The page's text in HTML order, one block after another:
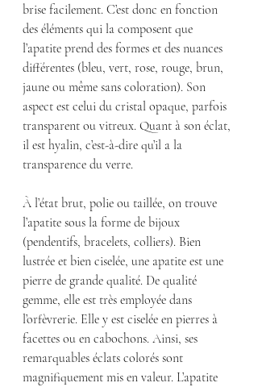
brise facilement. C’est donc en fonction
des éléments qui la composent que
l’apatite prend des formes et des nuances
différentes (bleu, vert, rose, rouge, brun,
jaune ou même sans coloration). Son
aspect est celui du cristal opaque, parfois
transparent ou vitreux. Quant à son éclat,
il est hyalin, c’est-à-dire qu’il a la
transparence du verre.
À l’état brut, polie ou taillée, on trouve
l’apatite sous la forme de bijoux
(pendentifs, bracelets, colliers). Bien
lustrée et bien ciselée, une apatite est une
pierre de grande qualité. De qualité
gemme, elle est très employée dans
l’orfèvrerie. Elle y est ciselée en pierres à
facettes ou en cabochons. Ainsi, ses
remarquables éclats colorés sont
magnifiquement mis en valeur. L’apatite